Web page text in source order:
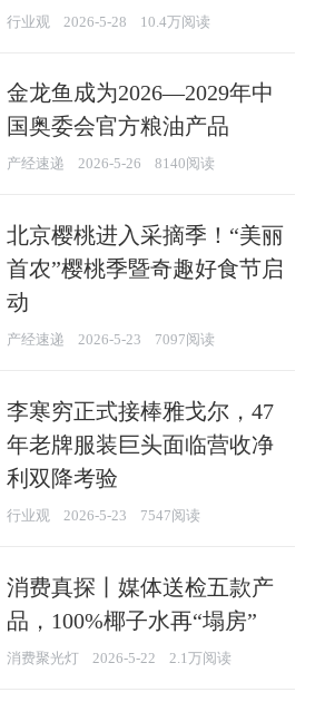
行业观 2026-5-28 10.4万阅读
金龙鱼成为2026—2029年中
国奥委会官方粮油产品
产经速递 2026-5-26 8140阅读
北京樱桃进入采摘季！“美丽
首农”樱桃季暨奇趣好食节启
动
产经速递 2026-5-23 7097阅读
李寒穷正式接棒雅戈尔，47
年老牌服装巨头面临营收净
利双降考验
行业观 2026-5-23 7547阅读
消费真探丨媒体送检五款产
品，100%椰子水再“塌房”
消费聚光灯 2026-5-22 2.1万阅读